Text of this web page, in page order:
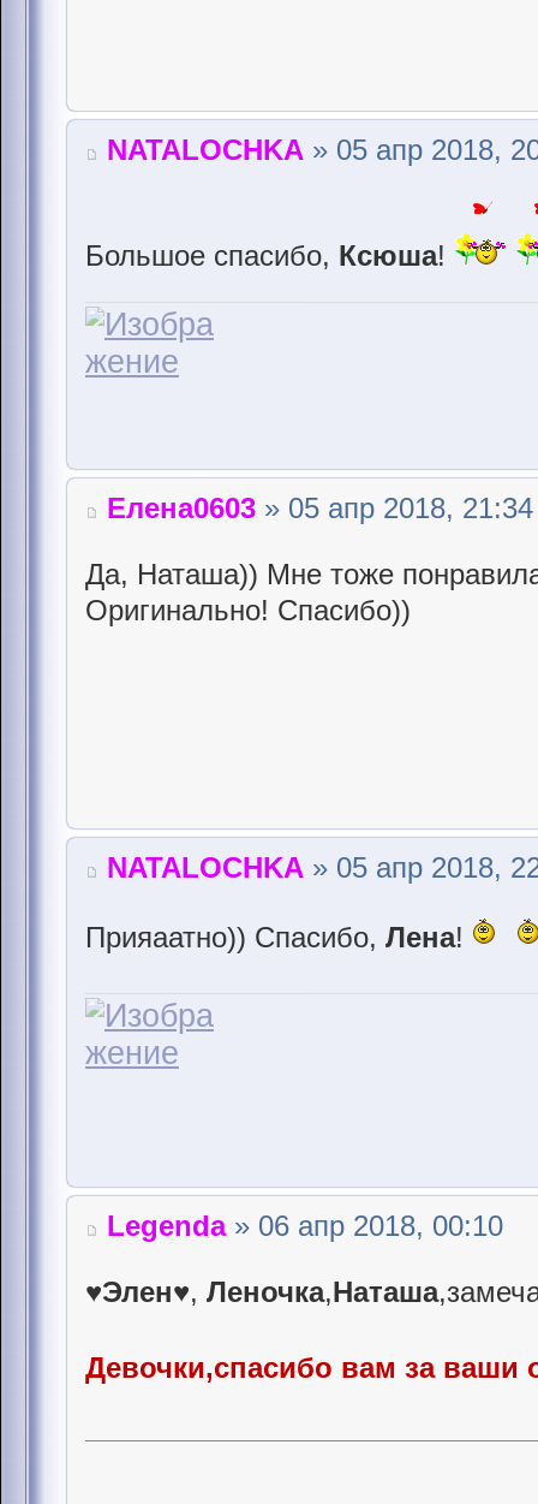
NATALOCHKA » 05 апр 2018,
Большое спасибо, Ксюша!
Елена0603 » 05 апр 2018, 21:34
Да, Наташа)) Мне тоже
Оригинально! Спасибо))
NATALOCHKA » 05 апр 2018,
Прияаатно)) Спасибо, Лена!
Legenda» 06 апр 2018, 00:10
♥Элен♥, Леночка,Наташа
Девочки,спасибо вам за ваши